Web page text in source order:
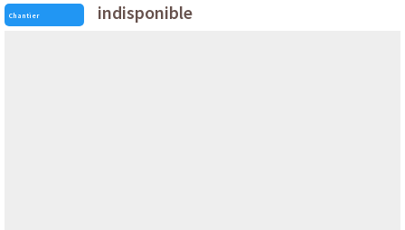
Chantier indisponible